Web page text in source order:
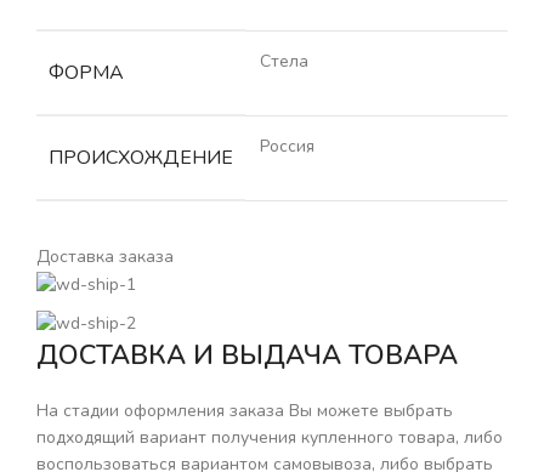
ФОРМА Стела
ПРОИСХОЖДЕНИЕ Россия
Доставка заказа
ДОСТАВКА И ВЫДАЧА ТОВАРА
На стадии оформления заказа Вы можете выбрать
подходящий вариант получения купленного товара, либо
воспользоваться вариантом самовывоза, либо выбрать